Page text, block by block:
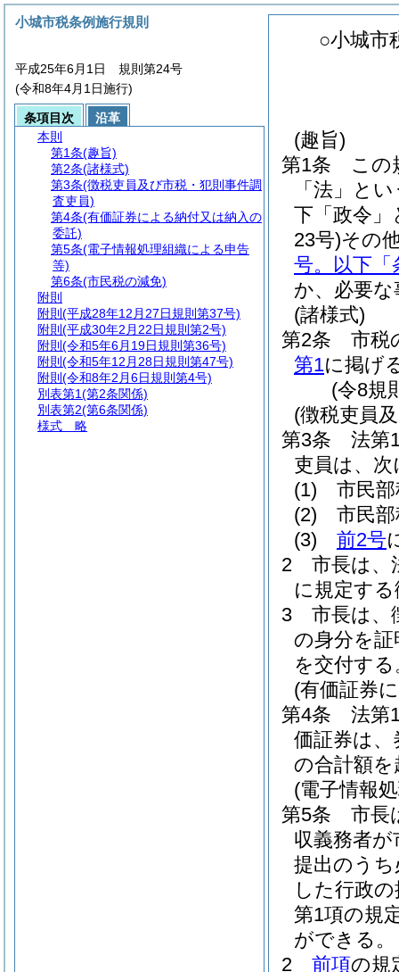
○小城市
(趣旨)
第1条
この
「法」と
下「政令」
23号)その
号。以下「
か、必要
(諸様式)
第2条
市税
第1に掲げ
(令8規
(徴税吏員
第3条
法第
吏員は、
(1)
市民
(2)
市民
(3)
前2号
2
市長は、
に規定す
3
市長は、
の身分を証
を交付する
(有価証券
第4条
法第
価証券は
の合計額
(電子情報
第5条
市長
収義務者
提出のう
した行政
第1項の規
ができる。
2
前項の規
小城市税条例施行規則
平成25年6月1日 規則第24号
(令和8年4月1日施行)
条項目次
沿革
本則
第1条(趣旨)
第2条(諸様式)
第3条(徴税吏員及び市税・犯則事件調
査吏員)
第4条(有価証券による納付又は納入の
委託)
第5条(電子情報処理組織による申告
等)
第6条(市民税の減免)
附則
附則 (平成28年12月27日規則第37号)
附則 (平成30年2月22日規則第2号)
附則 (令和5年6月19日規則第36号)
附則 (令和5年12月28日規則第47号)
附則 (令和8年2月6日規則第4号)
別表第1(第2条関係)
別表第2(第6条関係)
様式 略